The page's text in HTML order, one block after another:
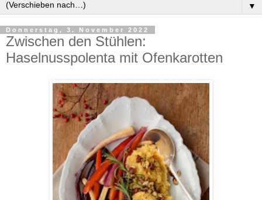
▼
Donnerstag, 3. November 2022
Zwischen den Stühlen:
Haselnusspolenta mit Ofenkarotten